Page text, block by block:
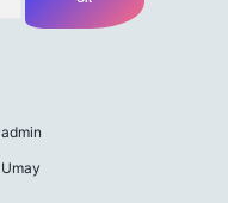
admin
Umay